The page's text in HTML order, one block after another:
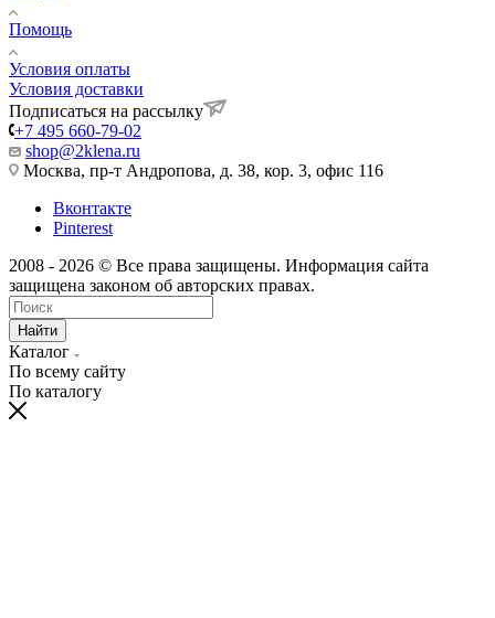
Помощь
Условия оплаты
Условия доставки
Подписаться на рассылку
+7 495 660-79-02
shop@2klena.ru
Москва, пр-т Андропова, д. 38, кор. 3, офис 116
Вконтакте
Pinterest
2008 - 2026 © Все права защищены. Информация сайта
защищена законом об авторских правах.
Найти
Каталог
По всему сайту
По каталогу